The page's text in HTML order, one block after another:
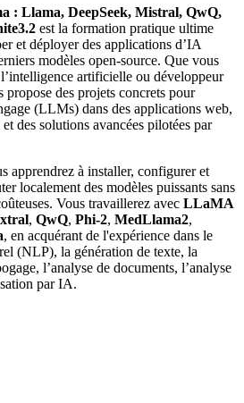
: Llama, DeepSeek, Mistral, QwQ,
est la formation pratique ultime
et déployer des applications d’IA
modèles open-source. Que vous
artificielle ou développeur
propose des projets concrets pour
(LLMs) dans des applications web,
des solutions avancées pilotées par
apprendrez à installer, configurer et
localement des modèles puissants sans
Vous travaillerez avec LLaMA
, QwQ, Phi-2, MedLlama2,
, en acquérant de l'expérience dans le
(NLP), la génération de texte, la
l’analyse de documents, l’analyse
par IA.